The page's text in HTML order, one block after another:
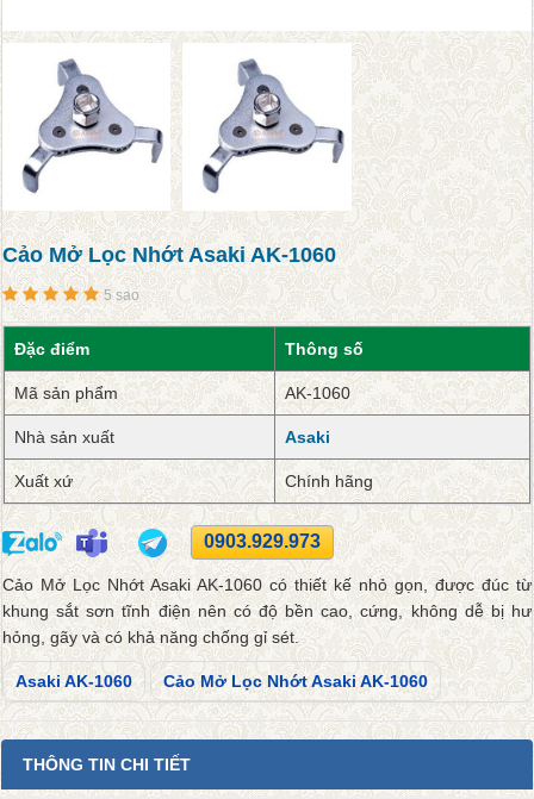
Cảo Mở Lọc Nhớt Asaki AK-1060
5 sao
Đặc điểm Thông số
Mã sản phẩm AK-1060
Nhà sản xuất Asaki
Xuất xứ Chính hãng
0903.929.973
Cảo Mở Lọc Nhớt Asaki AK-1060 có thiết kế nhỏ gọn, được đúc từ
khung sắt sơn tĩnh điện nên có độ bền cao, cứng, không dễ bị hư
hỏng, gãy và có khả năng chống gỉ sét.
Asaki AK-1060 Cảo Mở Lọc Nhớt Asaki AK-1060
THÔNG TIN CHI TIẾT